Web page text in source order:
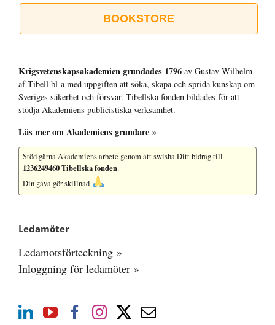
BOOKSTORE
Krigsvetenskap­sakademien grundades 1796 av Gustav Wilhelm
af Tibell bl a med uppgiften att söka, skapa och sprida kunskap om
Sveriges säkerhet och försvar. Tibellska fonden bildades för att
stödja Akademiens publicistiska verksamhet.
Läs mer om Akademiens grundare »
Stöd gärna Akademiens arbete genom att swisha Ditt bidrag till
1236249460 Tibellska fonden.
Din gåva gör skillnad
Ledamöter
Ledamotsförteckning »
Inloggning för ledamöter »